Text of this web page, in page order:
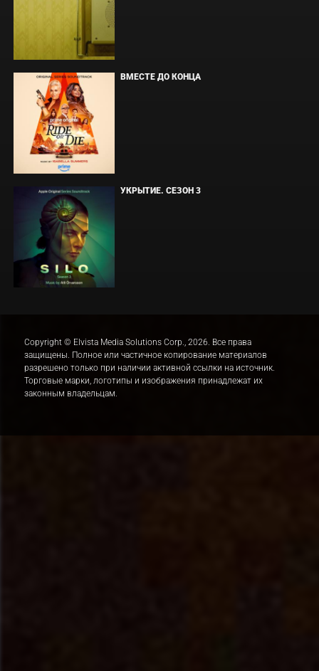
ВМЕСТЕ ДО КОНЦА
УКРЫТИЕ. СЕЗОН 3
Copyright © Elvista Media Solutions Corp., 2026. Все права
защищены. Полное или частичное копирование материалов
разрешено только при наличии активной ссылки на источник.
Торговые марки, логотипы и изображения принадлежат их
законным владельцам.